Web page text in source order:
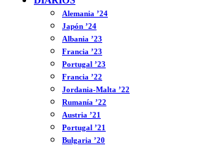
Alemania ’24
Japón ’24
Albania ’23
Francia ’23
Portugal ’23
Francia ’22
Jordania-Malta ’22
Rumanía ’22
Austria ’21
Portugal ’21
Bulgaria ’20